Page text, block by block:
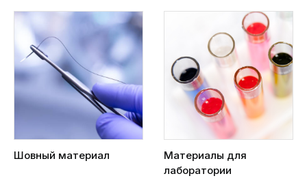
Шовный материал
Материалы для
лаборатории